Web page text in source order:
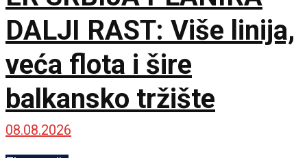
DALJI RAST: Više linija,
veća flota i šire
balkansko tržište
08.08.2026